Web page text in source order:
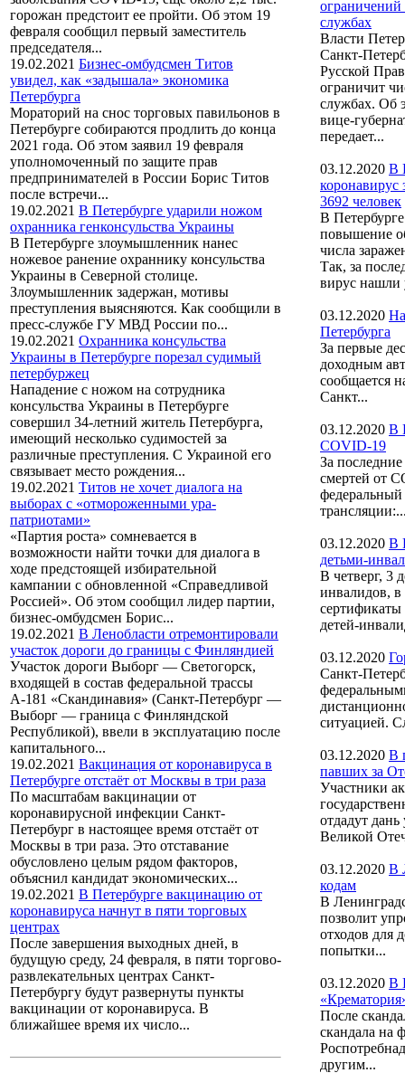
горожан предстоит ее пройти. Об этом 19
февраля сообщил первый заместитель
председателя...
19.02.2021 Бизнес-омбудсмен Титов
увидел, как «задышала» экономика
Петербурга
Мораторий на снос торговых павильонов в
Петербурге собираются продлить до конца
2021 года. Об этом заявил 19 февраля
уполномоченный по защите прав
предпринимателей в России Борис Титов
после встречи...
19.02.2021 В Петербурге ударили ножом
охранника генконсульства Украины
В Петербурге злоумышленник нанес
ножевое ранение охраннику консульства
Украины в Северной столице.
Злоумышленник задержан, мотивы
преступления выясняются. Как сообщили в
пресс-службе ГУ МВД России по...
19.02.2021 Охранника консульства
Украины в Петербурге порезал судимый
петербуржец
Нападение с ножом на сотрудника
консульства Украины в Петербурге
совершил 34-летний житель Петербурга,
имеющий несколько судимостей за
различные преступления. С Украиной его
связывает место рождения...
19.02.2021 Титов не хочет диалога на
выборах с «отмороженными ура-
патриотами»
«Партия роста» сомневается в
возможности найти точки для диалога в
ходе предстоящей избирательной
кампании с обновленной «Справедливой
Россией». Об этом сообщил лидер партии,
бизнес-омбудсмен Борис...
19.02.2021 В Ленобласти отремонтировали
участок дороги до границы с Финляндией
Участок дороги Выборг — Светогорск,
входящей в состав федеральной трассы
А-181 «Скандинавия» (Санкт-Петербург —
Выборг — граница с Финляндской
Республикой), ввели в эксплуатацию после
капитального...
19.02.2021 Вакцинация от коронавируса в
Петербурге отстаёт от Москвы в три раза
По масштабам вакцинации от
коронавирусной инфекции Санкт-
Петербург в настоящее время отстаёт от
Москвы в три раза. Это отставание
обусловлено целым рядом факторов,
объяснил кандидат экономических...
19.02.2021 В Петербурге вакцинацию от
коронавируса начнут в пяти торговых
центрах
После завершения выходных дней, в
будущую среду, 24 февраля, в пяти торгово-
развлекательных центрах Санкт-
Петербургу будут развернуты пункты
вакцинации от коронавируса. В
ближайшее время их число...
службах
Власти
Санкт-
Русской
ограничит
службах. Об
вице-
передает...
03.12.2020 В
коронавирус
3692 человек
В
повышение
числа
Так, за
вирус нашли
03.12.2020
Петербурга
За первые
доходным
сообщается
Санкт...
03.12.2020 В
COVID-19
За
смертей от
03.12.2020 В
детьми-
В четверг, 3
инвалидов,
детей-
03.12.2020
Санкт-
ситуацией.
03.12.2020 В
павших за
Участники
отдадут
Великой
03.12.2020 В
кодам
В
позволит
отходов для
попытки...
03.12.2020 В
После
скандала на
другим...